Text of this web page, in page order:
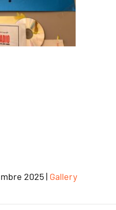
2025| Gallery